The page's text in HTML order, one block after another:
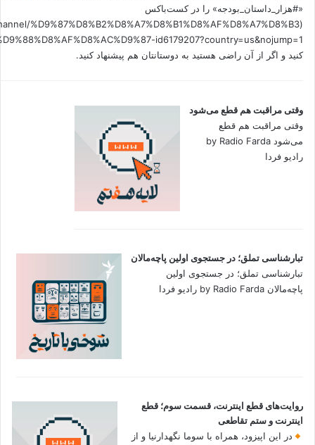
«#هزار_داستان_بودجه» را در کست‌باکس
%D9%87%D8%B2%D8%A7%D8%B1%D8%AF%D8%A7%D8%B3
کنید و اگر از آن راضی هستید به دوستانتان هم پیشنهاد کنید.
وقتی مراقبت هم قطع می‌شود
وقتی مراقبت هم قطع
می‌شود by Radio Farda
رادیو فردا
تبارشناسی تملق؛ در جستجوی اولین‌ پاچه‌مالان
تبارشناسی تملق؛ در جستجوی اولین‌
پاچه‌مالان by Radio Farda رادیو فردا
روایت‌های قطع اینترنت، قسمت سوم؛ قطع
اینترنت و ستم تقاطعی
در این اپیزود، همراه با سوما نگهدارنیا و از